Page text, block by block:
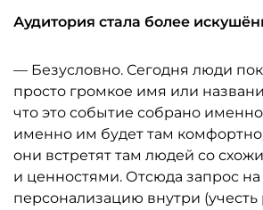
Аудитория стала более
— Безусловно. Сегодня люди
просто громкое имя или
что это событие собрано
именно им будет там
они встретят там людей со
и ценностями. Отсюда запрос на
персонализацию внутри (учесть